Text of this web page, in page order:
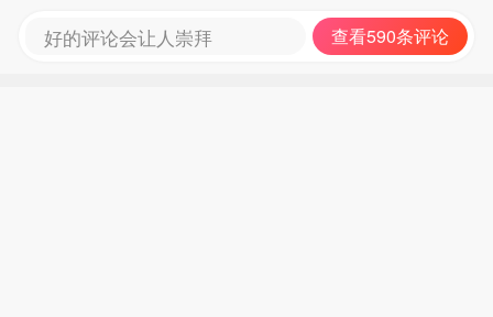
好的评论会让人崇拜 查看590条评论